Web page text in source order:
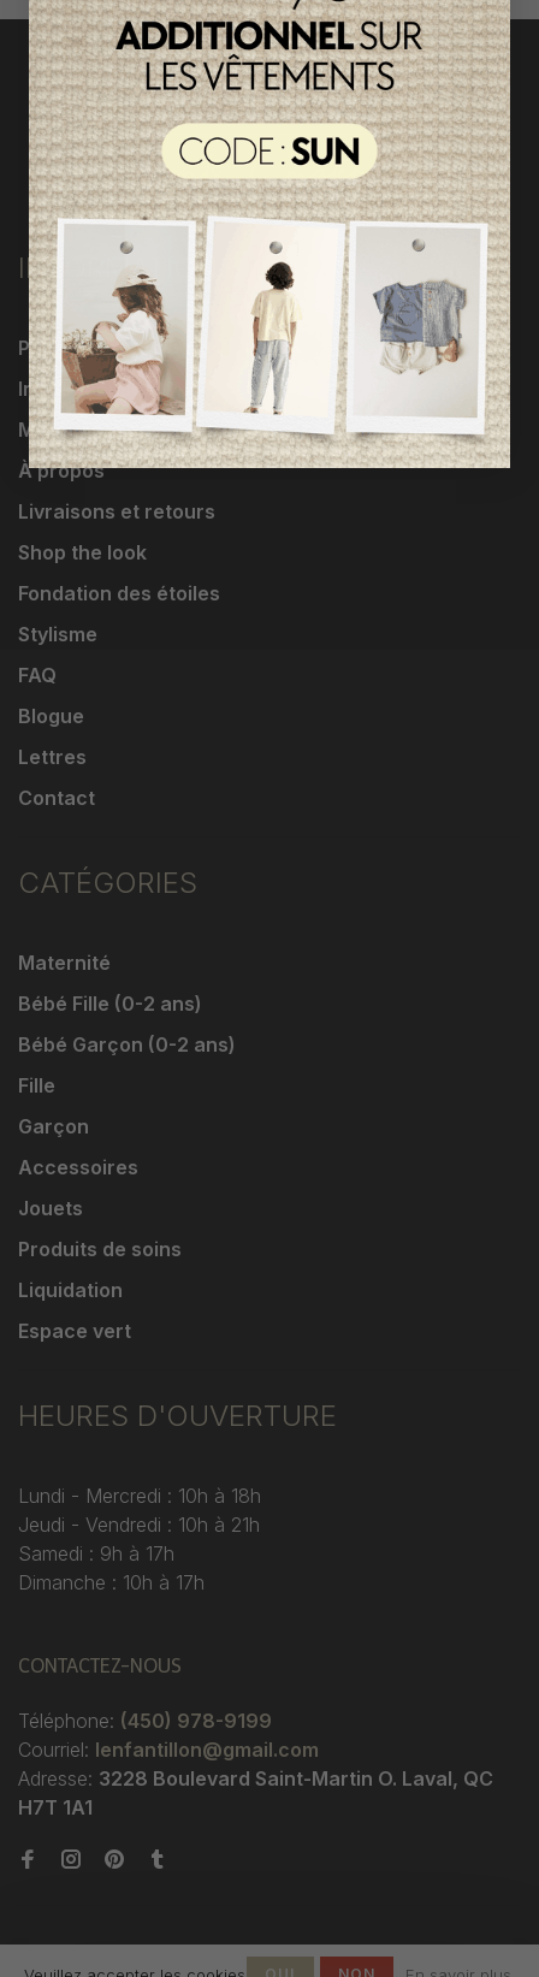
INFORMATIONS
Programme Loyauté
Influenceuses
Marques
À propos
Livraisons et retours
Shop the look
Fondation des étoiles
Stylisme
FAQ
Blogue
Lettres
Contact
CATÉGORIES
Maternité
Bébé Fille (0-2 ans)
Bébé Garçon (0-2 ans)
Fille
Garçon
Accessoires
Jouets
Produits de soins
Liquidation
Espace vert
HEURES D'OUVERTURE
Lundi - Mercredi : 10h à 18h
Jeudi - Vendredi : 10h à 21h
Samedi : 9h à 17h
Dimanche : 10h à 17h
CONTACTEZ-NOUS
Téléphone: (450) 978-9199
Courriel: lenfantillon@gmail.com
Adresse: 3228 Boulevard Saint-Martin O. Laval, QC
H7T 1A1